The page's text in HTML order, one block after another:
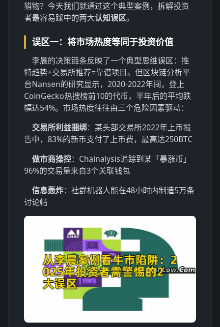
猎物？今天我们就通过这个典型案例，拆解投资
者最容易踩中的两大认知误区。
误区一：将市场热度等同于投资价值
李晨的决策链条反映了一个典型思维误区：推
特趋势+交易所推荐=靠谱项目。但区块链分析平
台Nansen的研究显示，2020-2022年间，登上
CoinGecko热搜榜前10的代币，半年后的平均跌
幅达54%。市场热度往往由三个危险因素驱动：
交易所利益捆绑：某头部交易所2022年上币报
告中，83%的新币支付了上币费，最高达250BTC
做市商操控：Chainalysis追踪到某「暴涨币」
96%的交易量来自3个关联钱包
信息轰炸：社群机器人能在48小时内制造5万条
讨论帖